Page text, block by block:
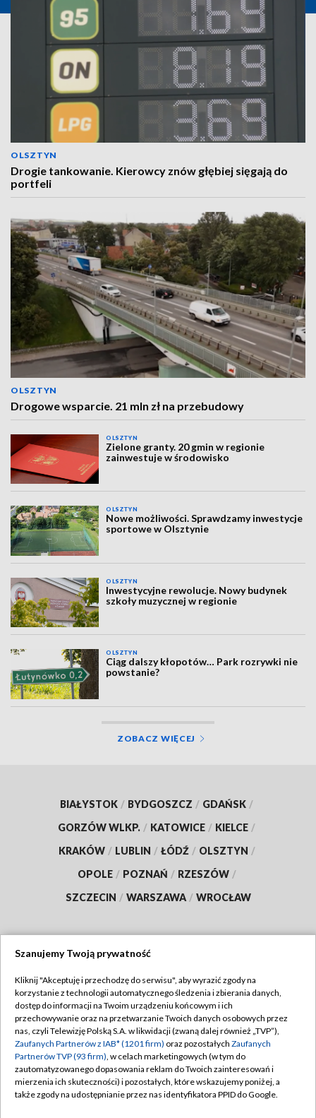
OLSZTYN
Drogie tankowanie. Kierowcy znów głębiej sięgają do
portfeli
OLSZTYN
Drogowe wsparcie. 21 mln zł na przebudowy
OLSZTYN
Zielone granty. 20 gmin w regionie
zainwestuje w środowisko
OLSZTYN
Nowe możliwości. Sprawdzamy inwestycje
sportowe w Olsztynie
OLSZTYN
Inwestycyjne rewolucje. Nowy budynek
szkoły muzycznej w regionie
OLSZTYN
Ciąg dalszy kłopotów… Park rozrywki nie
powstanie?
ZOBACZ WIĘCEJ
BIAŁYSTOK / BYDGOSZCZ / GDAŃSK /
GORZÓW WLKP. / KATOWICE / KIELCE /
KRAKÓW / LUBLIN / ŁÓDŹ / OLSZTYN /
OPOLE / POZNAŃ / RZESZÓW /
SZCZECIN / WARSZAWA / WROCŁAW
TVP
Abonament TVP
Emisja w TVP
Centrum informacji TVP
Naziemna Telewizja Cyfrowa
Regulamin TVP
Polityka prywatności
Moje zgody
Pomoc
Szanujemy Twoją prywatność
Kliknij "Akceptuję i przechodzę do serwisu", aby wyrazić zgody na
korzystanie z technologii automatycznego śledzenia i zbierania danych,
dostęp do informacji na Twoim urządzeniu końcowym i ich
przechowywanie oraz na przetwarzanie Twoich danych osobowych przez
nas, czyli Telewizję Polską S.A. w likwidacji (zwaną dalej również „TVP”),
Zaufanych Partnerów z IAB* (1201 firm) oraz pozostałych Zaufanych
Partnerów TVP (93 firm), w celach marketingowych (w tym do
zautomatyzowanego dopasowania reklam do Twoich zainteresowań i
mierzenia ich skuteczności) i pozostałych, które wskazujemy poniżej, a
także zgody na udostępnianie przez nas identyfikatora PPID do Google.